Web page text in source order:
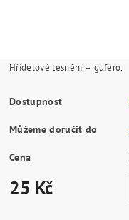
Hřídelové těsnění – gufero.
Dostupnost
Můžeme doručit do
Cena
25 Kč